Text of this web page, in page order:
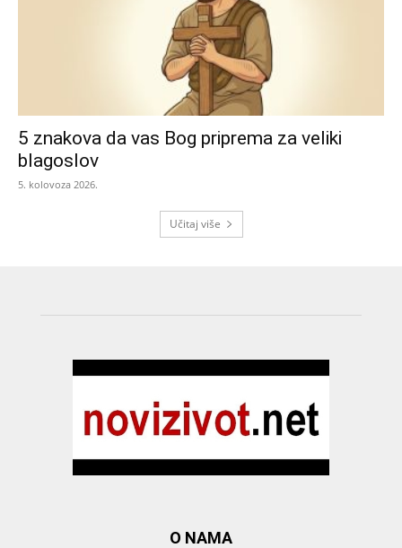
5 znakova da vas Bog priprema za veliki
blagoslov
5. kolovoza 2026.
Učitaj više
O NAMA